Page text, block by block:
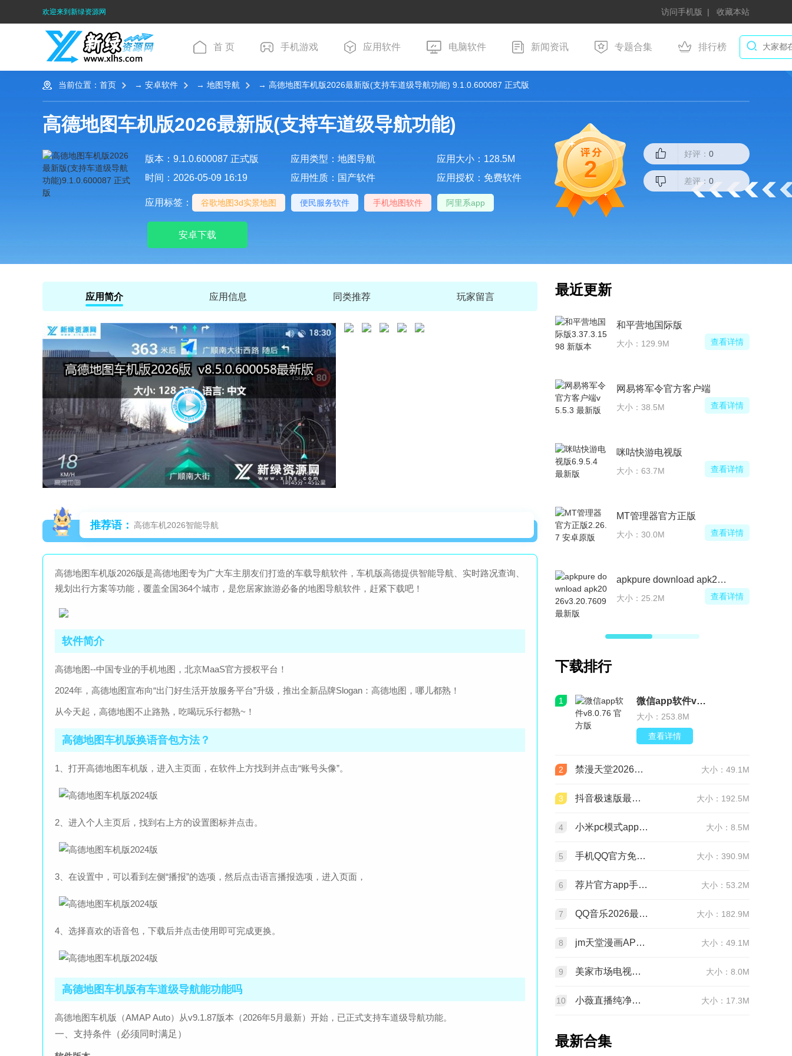
欢迎来到新绿资源网 访问手机版 收藏本站
首 页 手机游戏 应用软件 电脑软件 新闻资讯 专题合集 排行榜
当前位置： 首页 → 安卓软件 → 地图导航 → 高德地图车机版2026最新版(支持车道级导航功能) 9.1.0.600087 正式版
高德地图车机版2026最新版(支持车道级导航功能)
版本：9.1.0.600087 正式版 应用类型：地图导航
应用大小：128.5M
时间：2026-05-09 16:19
应用性质：国产软件 应用授权：免费软件
应用标签： 谷歌地图3d实景地图 便民服务软件 手机地图软件 阿里系app
安卓下载
2
好评： 0
差评： 0
应用简介 应用信息 同类推荐 玩家留言
推荐语： 高德车机2026智能导航
高德地图车机版2026版是高德地图专为广大车主朋友们打造的车载导航软件，车机版高德提供智能导航、实时路况查询、
规划出行方案等功能，覆盖全国364个城市，是您居家旅游必备的地图导航软件，赶紧下载吧！
软件简介
高德地图--中国专业的手机地图，北京MaaS官方授权平台！
2024年，高德地图宣布向“出门好生活开放服务平台”升级，推出全新品牌Slogan：高德地图，哪儿都熟！
从今天起，高德地图不止路熟，吃喝玩乐行都熟~！
高德地图车机版换语音包方法？
1、打开高德地图车机版，进入主页面，在软件上方找到并点击“账号头像”。
2、进入个人主页后，找到右上方的设置图标并点击。
3、在设置中，可以看到左侧“播报”的选项，然后点击语言播报选项，进入页面，
4、选择喜欢的语音包，下载后并点击使用即可完成更换。
高德地图车机版有车道级导航能功能吗
高德地图车机版（AMAP Auto）从v9.1.87版本（2026年5月最新）开始，已正式支持车道级导航功能。
一、支持条件（必须同时满足）
最近更新
和平营地国际版
大小：129.9M 查看详情
网易将军令官方客户端
大小：38.5M 查看详情
咪咕快游电视版
大小：63.7M 查看详情
MT管理器官方正版
大小：30.0M 查看详情
apkpure download apk2026
大小：25.2M 查看详情
下载排行
1 微信app软件v8.0.76 官方版
大小：253.8M
查看详情
2 禁漫天堂2026最新版安装包(JMComic3)v2.0.29安卓版 大小：49.1M
3 抖音极速版最新版本官方版2026v39.7.0安卓版 大小：192.5M
4 小米pc模式app安装包(小米pc模式beta版)v12.1.208.5平板版 大小：8.5M
5 手机QQ官方免费最新版v9.3.25 官方正版 大小：390.9M
6 荐片官方app手机最新版v4.2.5安卓版 大小：53.2M
7 QQ音乐2026最新版app20.6.5.8 官方安卓版 大小：182.9M
8 jm天堂漫画APP安装包v2.0.29安卓最新版 大小：49.1M
9 美家市场电视版安装包v3.3.1安卓TV版 大小：8.0M
10 小薇直播纯净版tv版安装包v2.7.0.6足道纯净版 大小：17.3M
最新合集